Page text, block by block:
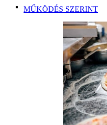
MŰKÖDÉS SZERINT